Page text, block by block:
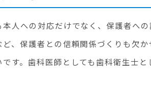
人への対応だけでなく、保護者へ
、保護者との信頼関係づくりも欠
す。歯科医師としても歯科衛生士